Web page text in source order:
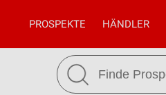
PROSPEKTE HÄNDLER